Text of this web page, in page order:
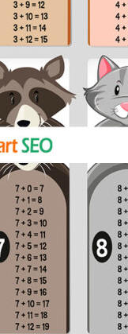
НУШ
+